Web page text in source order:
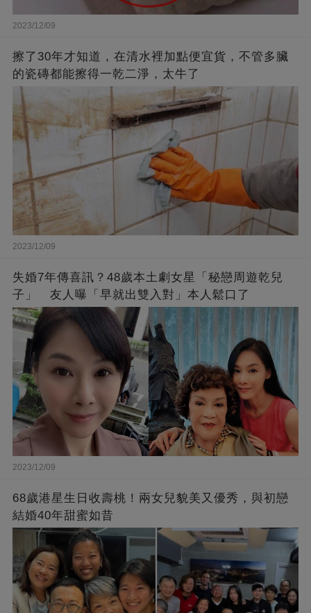
2023/12/09
擦了30年才知道，在清水裡加點便宜貨，不管多臟
的瓷磚都能擦得一乾二淨，太牛了
2023/12/09
失婚7年傳喜訊？48歲本土劇女星「秘戀周遊乾兒
子」 友人曝「早就出雙入對」本人鬆口了
2023/12/09
68歲港星生日收壽桃！兩女兒貌美又優秀，與初戀
結婚40年甜蜜如昔